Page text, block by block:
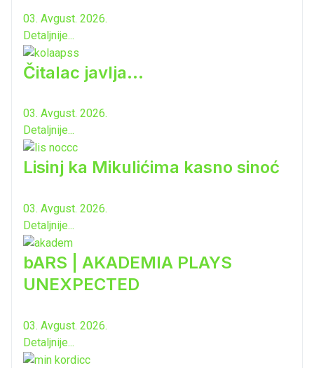
03. Avgust. 2026.
Detaljnije...
Čitalac javlja...
03. Avgust. 2026.
Detaljnije...
Lisinj ka Mikulićima kasno sinoć
03. Avgust. 2026.
Detaljnije...
bARS | AKADEMIA PLAYS
UNEXPECTED
03. Avgust. 2026.
Detaljnije...